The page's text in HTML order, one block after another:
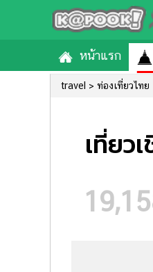
หน้าแรก
travel ท่องเที่ยวไทย
เที่ยว